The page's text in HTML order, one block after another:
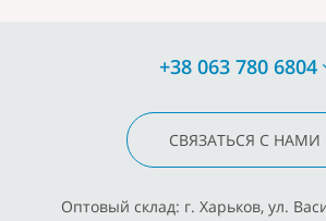
+38 063 780 6804
СВЯЗАТЬСЯ С НАМИ
Оптовый склад: г. Харьков, ул.